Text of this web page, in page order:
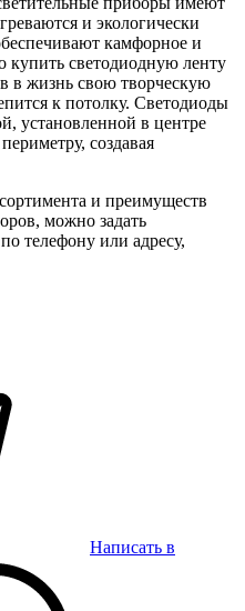
и экологически
камфорное и
светодиодную ленту
в жизнь свою творческую
к потолку. Светодиоды
установленной в центре
создавая
и преимуществ
можно задать
телефону или адресу,
Написать в